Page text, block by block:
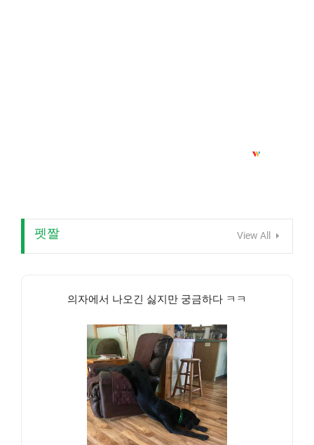
펫짤 View All
의자에서 나오긴 싫지만 궁금하다 ㅋㅋ